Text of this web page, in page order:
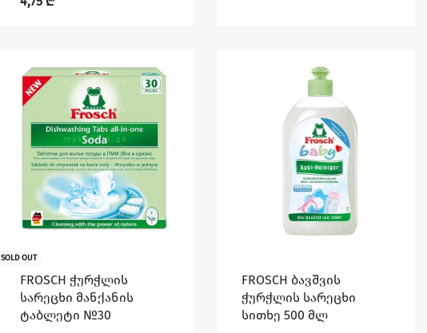
SOLD OUT
FROSCH ჭურჭლის
სარეცხი მანქანის
ტაბლეტი №30
FROSCH ბავშვის
ჭურჭლის სარეცხი
სითხე 500 მლ